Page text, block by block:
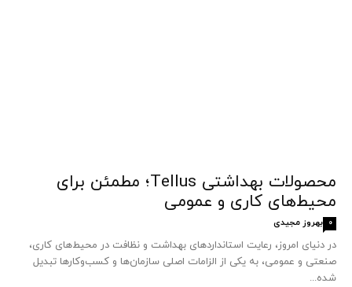
محصولات بهداشتی Tellus؛ مطمئن برای
محیط‌های کاری و عمومی
بهروز مجیدی 0
در دنیای امروز، رعایت استانداردهای بهداشت و نظافت در محیط‌های کاری،
صنعتی و عمومی، به یکی از الزامات اصلی سازمان‌ها و کسب‌وکارها تبدیل
شده...